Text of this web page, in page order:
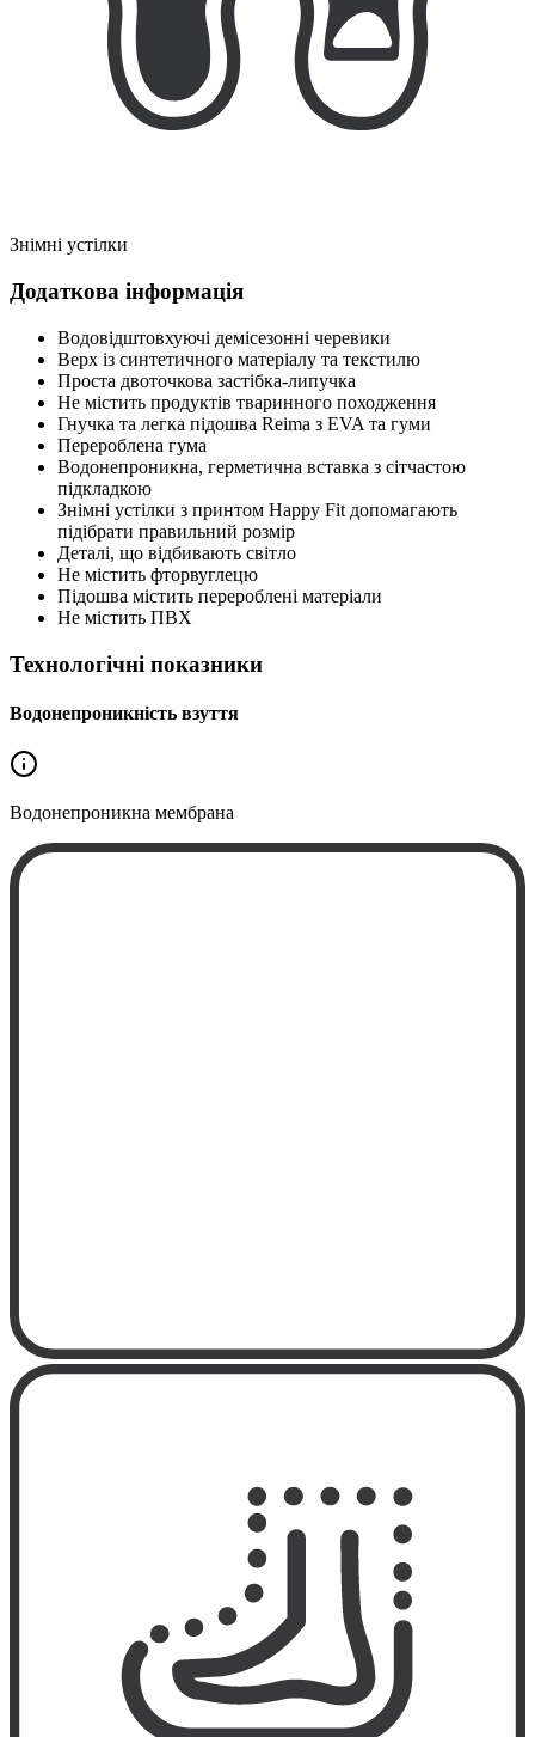
Знімні устілки
Додаткова інформація
Водовідштовхуючі демісезонні черевики
Верх із синтетичного матеріалу та текстилю
Проста двоточкова застібка-липучка
Не містить продуктів тваринного походження
Гнучка та легка підошва Reima з EVA та гуми
Перероблена гума
Водонепроникна, герметична вставка з сітчастою
підкладкою
Знімні устілки з принтом Happy Fit допомагають
підібрати правильний розмір
Деталі, що відбивають світло
Не містить фторвуглецю
Підошва містить перероблені матеріали
Не містить ПВХ
Технологічні показники
Водонепроникність взуття
Водонепроникна мембрана